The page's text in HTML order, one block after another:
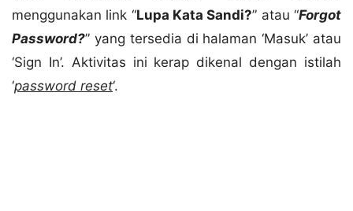
menggunakan link “Lupa Kata Sandi?” atau “Forgot
Password?” yang tersedia di halaman ‘Masuk’ atau
‘Sign In’. Aktivitas ini kerap dikenal dengan istilah
‘password reset‘.